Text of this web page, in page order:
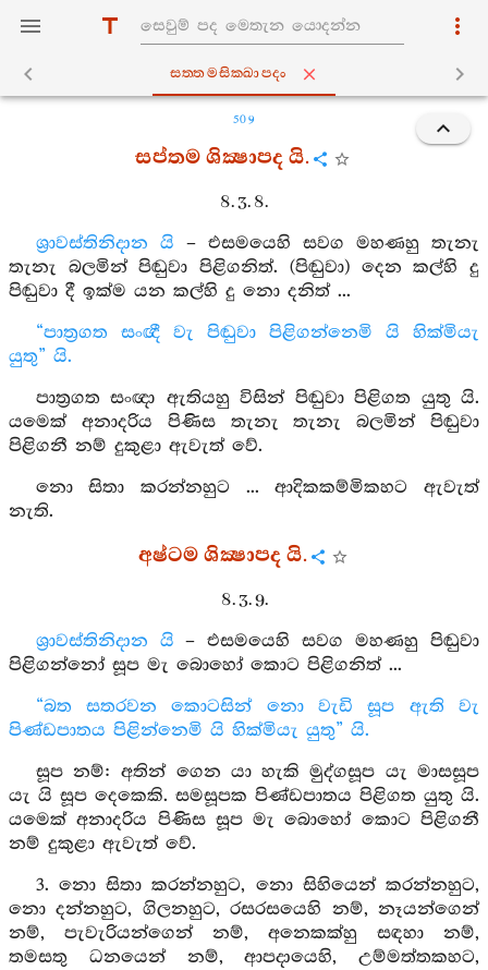
සත‍්තමසික‍්ඛාපදං
509
සප්තම ශික්‍ෂාපද යි.
8. 3. 8.
ශ්‍රාවස්තිනිදාන යි – එසමයෙහි සවග මහණහු තැනැ
තැනැ බලමින් පිඬුවා පිළිගනිත්. (පිඬුවා) දෙන කල්හි දු
පිඬුවා දී ඉක්ම යන කල්හි දු නො දනිත් ...
“පාත්‍රගත සංඥී වැ පිඬුවා පිළිගන්නෙමි යි හික්මියැ
යුතු” යි.
පාත්‍රගත සංඥා ඇතියහු විසින් පිඬුවා පිළිගත යුතු යි.
යමෙක් අනාදරිය පිණිස තැනැ තැනැ බලමින් පිඬුවා
පිළිගනී නම් දුකුළා ඇවැත් වේ.
නො සිතා කරන්නහුට ... ආදිකකම්මිකහට ඇවැත්
නැති.
අෂ්ටම ශික්‍ෂාපද යි.
8. 3. 9.
ශ්‍රාවස්තිනිදාන යි – එසමයෙහි සවග මහණහු පිඬුවා
පිළිගන්නෝ සූප මැ බොහෝ කොට පිළිගනිත් ...
“බත සතරවන කොටසින් නො වැඩි සූප ඇති වැ
පිණ්ඩපාතය පිළින්නෙමි යි හික්මියැ යුතු” යි.
සූප නම්: අතින් ගෙන යා හැකි මුද්ගසූප යැ මාසසූප
යැ යි සූප දෙකෙකි. සමසූපක පිණ්ඩපාතය පිළිගත යුතු යි.
යමෙක් අනාදරිය පිණිස සූප මැ බොහෝ කොට පිළිගනී
නම් දුකුළා ඇවැත් වේ.
3. නො සිතා කරන්නහුට, නො සිහියෙන් කරන්නහුට,
නො දන්නහුට, ගිලනහුට, රසරසයෙහි නම්, නෑයන්ගෙන්
නම්, පැවැරියන්ගෙන් නම්, අනෙකක්හු සඳහා නම්,
තමසතු ධනයෙන් නම්, ආපදායෙහි, උම්මත්තකහට,